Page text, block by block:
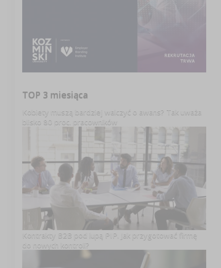
TOP 3 miesiąca
Kobiety muszą bardziej walczyć o awans? Tak uważa
blisko 80 proc. pracowników
Kontrakty B2B pod lupą PIP. Jak przygotować firmę
do nowych kontroli?